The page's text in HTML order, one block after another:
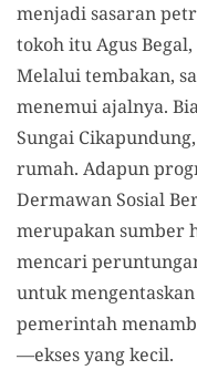
menjadi sasaran
tokoh itu Agus
Melalui tembakan,
menemui ajalnya.
Sungai
rumah. Adapun
Dermawan Sosial
merupakan sumber
mencari
untuk
pemerintah
—ekses yang kecil.